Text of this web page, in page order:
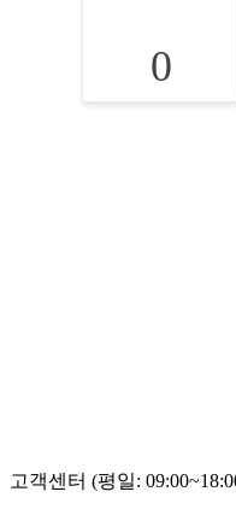
0
고객센터 (평일: